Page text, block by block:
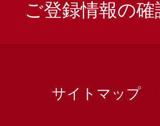
ご登録情報の
サイトマップ